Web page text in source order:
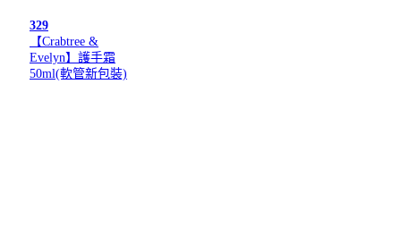
329
【Crabtree &
Evelyn】護手霜
50ml(軟管新包裝)